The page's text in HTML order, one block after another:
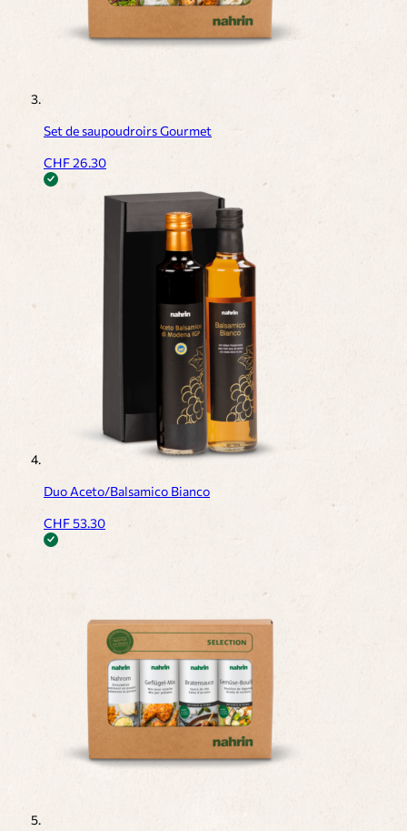
Set de saupoudroirs Gourmet
CHF26.30
Duo Aceto/Balsamico Bianco
CHF53.30